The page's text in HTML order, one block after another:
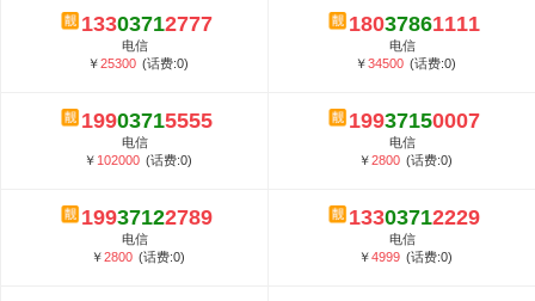
13303712777
电信
￥25300 (话费:0)
18037861111
电信
￥34500 (话费:0)
19903715555
电信
￥ 102000 (话费:0)
19937150007
电信
￥2800 (话费:0)
19937122789
电信
￥2800 (话费:0)
13303712229
电信
￥4999 (话费:0)